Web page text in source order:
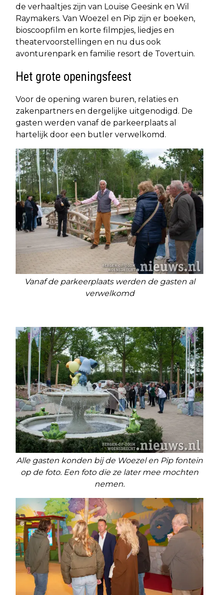
de verhaaltjes zijn van Louise Geesink en Wil
Raymakers. Van Woezel en Pip zijn er boeken,
bioscoopfilm en korte filmpjes, liedjes en
theatervoorstellingen en nu dus ook
avonturenpark en familie resort de Tovertuin.
Het grote openingsfeest
Voor de opening waren buren, relaties en
zakenpartners en dergelijke uitgenodigd. De
gasten werden vanaf de parkeerplaats al
hartelijk door een butler verwelkomd.
Vanaf de parkeerplaats werden de gasten al
verwelkomd
Alle gasten konden bij de Woezel en Pip fontein
op de foto. Een foto die ze later mee mochten
nemen.